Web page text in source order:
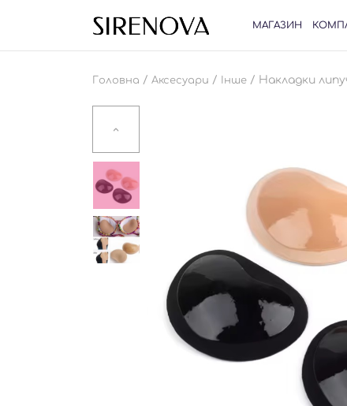
МАГАЗИН
Головна / Аксесуари / Інше / Накладки